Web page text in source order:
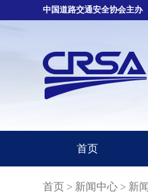
中国道路交通安全协会主办
首页
首页 > 新闻中心 > 新